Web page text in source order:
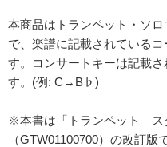
本商品はトランペット・ソ
で、楽譜に記載されている
す。コンサートキーは記載
す。(例: C→B♭)
※本書は「トランペット ス
（GTW01100700）の改訂